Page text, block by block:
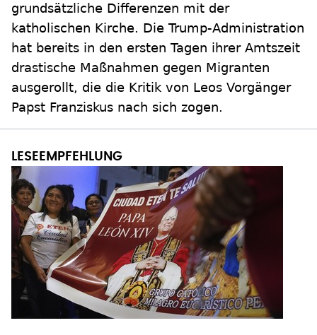
grundsätzliche Differenzen mit der
katholischen Kirche. Die Trump-Administration
hat bereits in den ersten Tagen ihrer Amtszeit
drastische Maßnahmen gegen Migranten
ausgerollt, die die Kritik von Leos Vorgänger
Papst Franziskus nach sich zogen.